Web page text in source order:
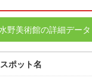
野美術館の詳細データ
スポット名